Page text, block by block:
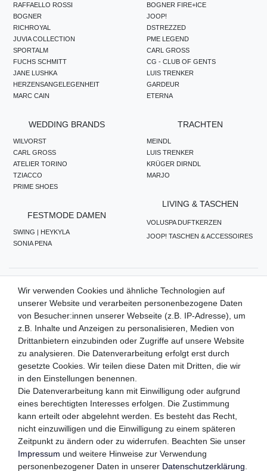
RAFFAELLO ROSSI
BOGNER
RICHROYAL
JUVIA COLLECTION
SPORTALM
FUCHS SCHMITT
JANE LUSHKA
HERZENSANGELEGENHEIT
MARC CAIN
BOGNER FIRE+ICE
JOOP!
DSTREZZED
PME LEGEND
CARL GROSS
CG - CLUB OF GENTS
LUIS TRENKER
GARDEUR
ETERNA
WEDDING BRANDS
WILVORST
CARL GROSS
ATELIER TORINO
TZIACCO
PRIME SHOES
FESTMODE DAMEN
SWING | HEYKYLA
SONIA PENA
TRACHTEN
MEINDL
LUIS TRENKER
KRÜGER DIRNDL
MARJO
LIVING & TASCHEN
VOLUSPA DUFTKERZEN
JOOP! TASCHEN & ACCESSOIRES
ZAHLUNGSMETHODEN
WIR VERSENDEN MIT
QUALITÄTSVERSPRECHEN
FOLGEN SIE UNS
Wir verwenden Cookies und ähnliche Technologien auf
unserer Website und verarbeiten personenbezogene Daten
von Besucher:innen unserer Webseite (z.B. IP-Adresse), um
z.B. Inhalte und Anzeigen zu personalisieren, Medien von
Drittanbietern einzubinden oder Zugriffe auf unsere Website
zu analysieren. Die Datenverarbeitung erfolgt erst durch
gesetzte Cookies. Wir teilen diese Daten mit Dritten, die wir
in den Einstellungen benennen.
Die Datenverarbeitung kann mit Einwilligung oder aufgrund
eines berechtigten Interesses erfolgen. Die Zustimmung
kann erteilt oder abgelehnt werden. Es besteht das Recht,
nicht einzuwilligen und die Einwilligung zu einem späteren
Zeitpunkt zu ändern oder zu widerrufen. Beachten Sie unser
Impressum und weitere Hinweise zur Verwendung
personenbezogener Daten in unserer Daten­schutz­erklärung